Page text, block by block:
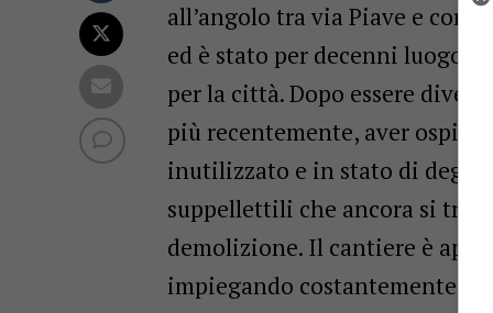
all’angolo tra via Piave e
ed è stato per decenni luogo
per la città. Dopo essere
più recentemente, aver
inutilizzato e in stato di
suppellettili che ancora si
demolizione. Il cantiere è
impiegando costantemente un